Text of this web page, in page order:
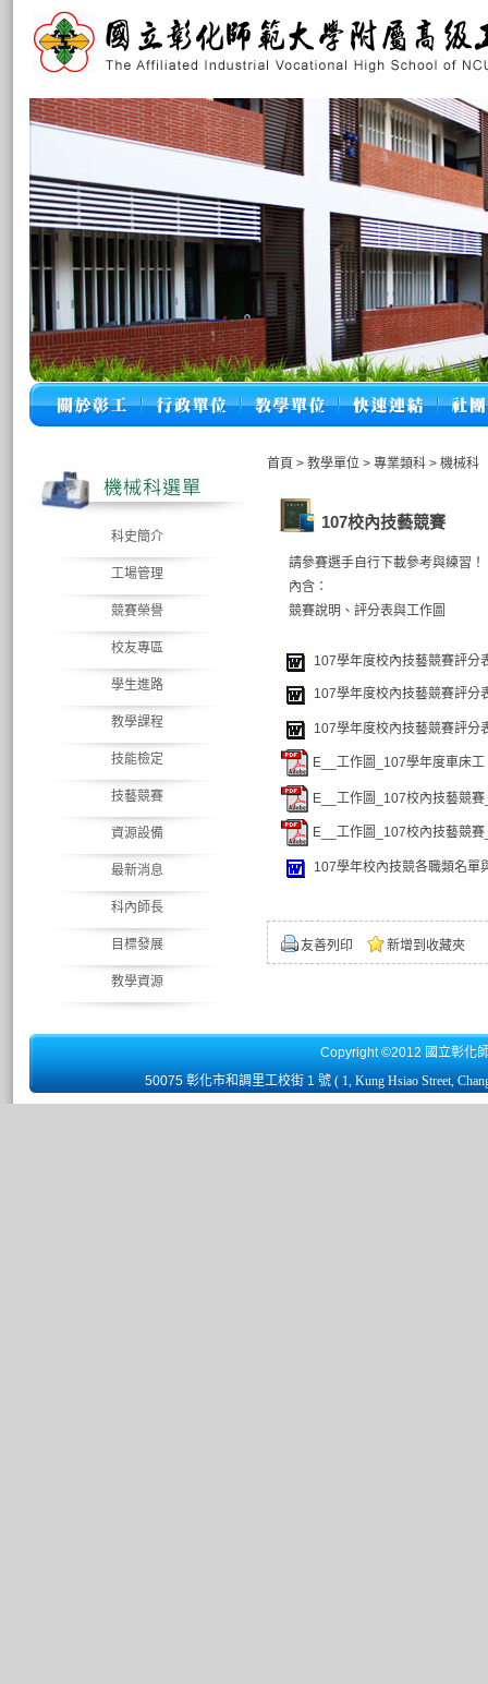
科史簡介
工場管理
競賽榮譽
校友專區
學生進路
教學課程
技能檢定
技藝競賽
資源設備
最新消息
科內師長
目標發展
教學資源
首頁 > 教學單位 > 專業類科 > 機械科
107校內技藝競賽
請參賽選手自行下載參考與練習！
內含：
競賽說明、評分表與工作圖
107學年度校內技藝競賽評分
107學年度校內技藝競賽評分
107學年度校內技藝競賽評分
E__工作圖_107學年度車床
E__工作圖_107校內技藝競
E__工作圖_107校內技藝競
107學年校內技競各職類名單
友善列印 新增到收藏夾
Copyright ©2012 國立彰化
50075 彰化市和調里工校街 1 號 ( 1, Kung Hsiao Street,